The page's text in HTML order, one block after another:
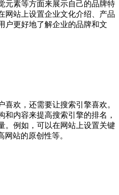
元素等方面来展示自己的品牌特
网站上设置企业文化介绍、产品
户更好地了解企业的品牌和文
欢，还需要让搜索引擎喜欢。
和内容来提高搜索引擎的排名，
。例如，可以在网站上设置关键
网站的原创性等。